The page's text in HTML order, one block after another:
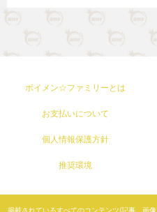
ボイメン☆ファミリーとは
お支払いについて
個人情報保護方針
推奨環境
掲載されているすべてのコンテンツ(記事、画